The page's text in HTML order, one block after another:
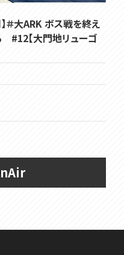
大ARK ボス戦を終え
#12【大門地リューゴ